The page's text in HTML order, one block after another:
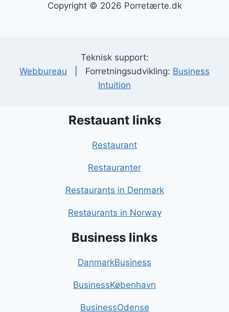
Copyright © 2026 Porretærte.dk
Teknisk support:
Webbureau | Forretningsudvikling: Business
Intuition
Restauant links
Restaurant
Restauranter
Restaurants in Denmark
Restaurants in Norway
Business links
DanmarkBusiness
BusinessKøbenhavn
BusinessOdense